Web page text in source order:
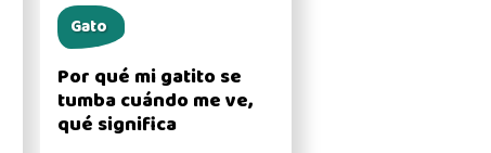
Gato
Por qué mi gatito se
tumba cuándo me ve,
qué significa